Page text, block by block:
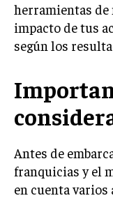
E-COMMERCE
E-
GESTIÓN
EMPRESAS
MÁS
PROYECTOS
herramientas de
impacto de tus
según los
Antes de
franquicias y el
en cuenta varios